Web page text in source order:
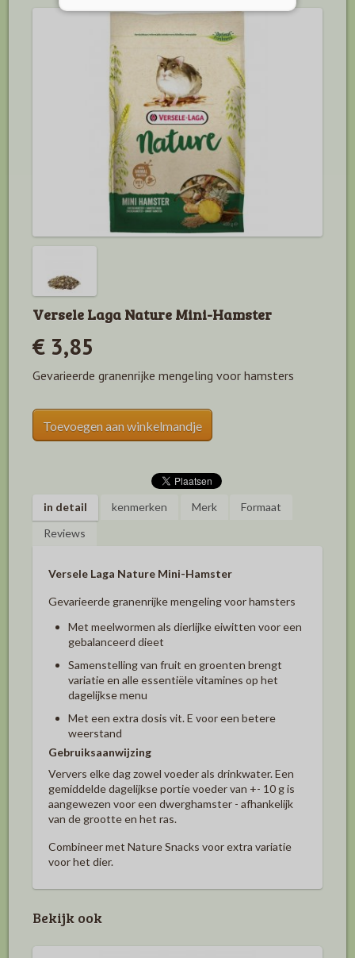
Versele Laga Nature Mini-Hamster
€ 3,85
Gevarieerde granenrijke mengeling voor hamsters
Toevoegen aan winkelmandje
in detail kenmerken Merk
Formaat
Reviews
Versele Laga Nature Mini-Hamster
Gevarieerde granenrijke mengeling voor hamsters
Met meelwormen als dierlijke eiwitten voor een
gebalanceerd dieet
Samenstelling van fruit en groenten brengt
variatie en alle essentiële vitamines op het
dagelijkse menu
Met een extra dosis vit. E voor een betere
weerstand
Gebruiksaanwijzing
Ververs elke dag zowel voeder als drinkwater. Een
gemiddelde dagelijkse portie voeder van +- 10 g is
aangewezen voor een dwerghamster - afhankelijk
van de grootte en het ras.
Combineer met Nature Snacks voor extra variatie
voor het dier.
Bekijk ook